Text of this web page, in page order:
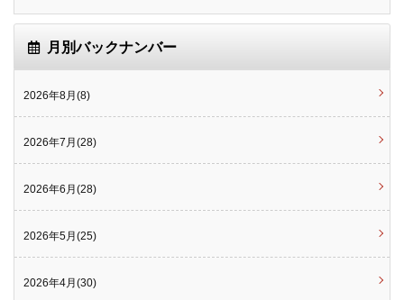
月別バックナンバー
2026年8月(8)
2026年7月(28)
2026年6月(28)
2026年5月(25)
2026年4月(30)